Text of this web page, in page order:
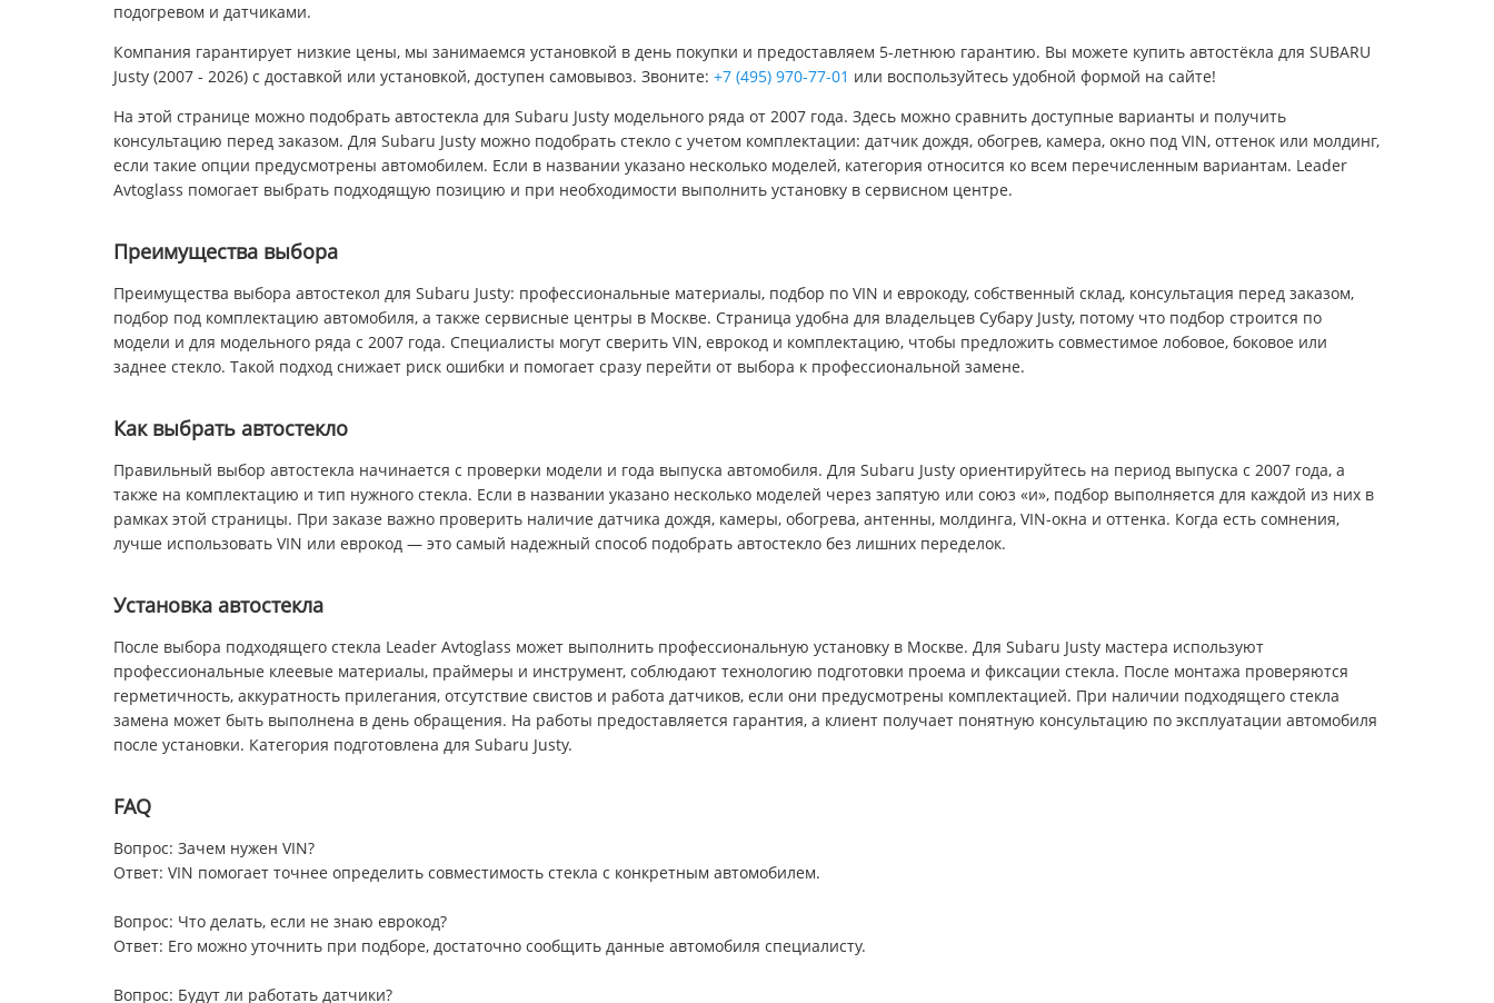
подогревом и датчиками.
Компания гарантирует низкие цены, мы занимаемся установкой в день покупки и предоставляем 5-летнюю гарантию. Вы можете купить автостёкла для SUBARU
Justy (2007 - 2026) с доставкой или установкой, доступен самовывоз. Звоните: +7 (495) 970-77-01 или воспользуйтесь удобной формой на сайте!
На этой странице можно подобрать автостекла для Subaru Justy модельного ряда от 2007 года. Здесь можно сравнить доступные варианты и получить
консультацию перед заказом. Для Subaru Justy можно подобрать стекло с учетом комплектации: датчик дождя, обогрев, камера, окно под VIN, оттенок или молдинг,
если такие опции предусмотрены автомобилем. Если в названии указано несколько моделей, категория относится ко всем перечисленным вариантам. Leader
Avtoglass помогает выбрать подходящую позицию и при необходимости выполнить установку в сервисном центре.
Преимущества выбора
Преимущества выбора автостекол для Subaru Justy: профессиональные материалы, подбор по VIN и еврокоду, собственный склад, консультация перед заказом,
подбор под комплектацию автомобиля, а также сервисные центры в Москве. Страница удобна для владельцев Субару Justy, потому что подбор строится по
модели и для модельного ряда с 2007 года. Специалисты могут сверить VIN, еврокод и комплектацию, чтобы предложить совместимое лобовое, боковое или
заднее стекло. Такой подход снижает риск ошибки и помогает сразу перейти от выбора к профессиональной замене.
Как выбрать автостекло
Правильный выбор автостекла начинается с проверки модели и года выпуска автомобиля. Для Subaru Justy ориентируйтесь на период выпуска с 2007 года, а
также на комплектацию и тип нужного стекла. Если в названии указано несколько моделей через запятую или союз «и», подбор выполняется для каждой из них в
рамках этой страницы. При заказе важно проверить наличие датчика дождя, камеры, обогрева, антенны, молдинга, VIN-окна и оттенка. Когда есть сомнения,
лучше использовать VIN или еврокод — это самый надежный способ подобрать автостекло без лишних переделок.
Установка автостекла
После выбора подходящего стекла Leader Avtoglass может выполнить профессиональную установку в Москве. Для Subaru Justy мастера используют
профессиональные клеевые материалы, праймеры и инструмент, соблюдают технологию подготовки проема и фиксации стекла. После монтажа проверяются
герметичность, аккуратность прилегания, отсутствие свистов и работа датчиков, если они предусмотрены комплектацией. При наличии подходящего стекла
замена может быть выполнена в день обращения. На работы предоставляется гарантия, а клиент получает понятную консультацию по эксплуатации автомобиля
после установки. Категория подготовлена для Subaru Justy.
FAQ
Вопрос: Зачем нужен VIN?
Ответ: VIN помогает точнее определить совместимость стекла с конкретным автомобилем.
Вопрос: Что делать, если не знаю еврокод?
Ответ: Его можно уточнить при подборе, достаточно сообщить данные автомобиля специалисту.
Вопрос: Будут ли работать датчики?